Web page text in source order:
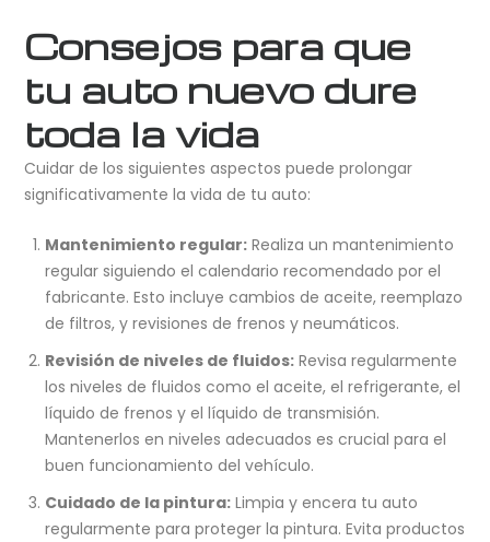
Consejos para que
tu auto nuevo dure
toda la vida
Cuidar de los siguientes aspectos puede prolongar
significativamente la vida de tu auto:
Mantenimiento regular:Realiza un mantenimiento
regular siguiendo el calendario recomendado por el
fabricante. Esto incluye cambios de aceite, reemplazo
de filtros, y revisiones de frenos y neumáticos.
Revisión de niveles de fluidos:Revisa regularmente
los niveles de fluidos como el aceite, el refrigerante, el
líquido de frenos y el líquido de transmisión.
Mantenerlos en niveles adecuados es crucial para el
buen funcionamiento del vehículo.
Cuidado de la pintura:Limpia y encera tu auto
regularmente para proteger la pintura. Evita productos